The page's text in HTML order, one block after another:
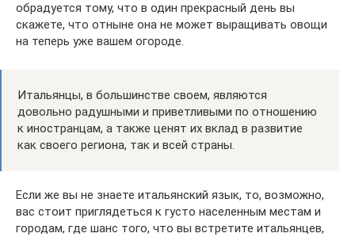
обрадуется тому, что в один прекрасный день вы
скажете, что отныне она не может выращивать овощи
на теперь уже вашем огороде.
Итальянцы, в большинстве своем, являются
довольно радушными и приветливыми по отношению
к иностранцам, а также ценят их вклад в развитие
как своего региона, так и всей страны.
Если же вы не знаете итальянский язык, то, возможно,
вас стоит приглядеться к густо населенным местам и
городам, где шанс того, что вы встретите итальянцев,